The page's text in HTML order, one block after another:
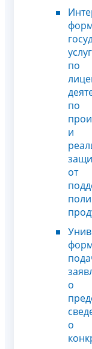
по
по
и
от
о
о